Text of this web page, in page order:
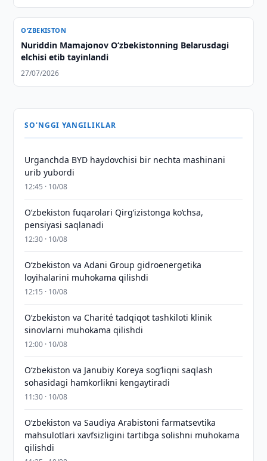
O‘ZBEKISTON
Nuriddin Mamajonov O‘zbekistonning Belarusdagi
elchisi etib tayinlandi
27/07/2026
SO'NGGI YANGILIKLAR
Urganchda BYD haydovchisi bir nechta mashinani
urib yubordi
12:45 · 10/08
O‘zbekiston fuqarolari Qirg‘izistonga ko‘chsa,
pensiyasi saqlanadi
12:30 · 10/08
Oʻzbekiston va Adani Group gidroenergetika
loyihalarini muhokama qilishdi
12:15 · 10/08
Oʻzbekiston va Charité tadqiqot tashkiloti klinik
sinovlarni muhokama qilishdi
12:00 · 10/08
Oʻzbekiston va Janubiy Koreya sogʻliqni saqlash
sohasidagi hamkorlikni kengaytiradi
11:30 · 10/08
Oʻzbekiston va Saudiya Arabistoni farmatsevtika
mahsulotlari xavfsizligini tartibga solishni muhokama
qilishdi